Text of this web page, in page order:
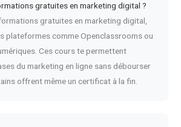
gratuites en marketing digital ?
gratuites en marketing digital,
plateformes comme Openclassrooms ou
Ces cours te permettent
du marketing en ligne sans débourser
offrent même un certificat à la fin.